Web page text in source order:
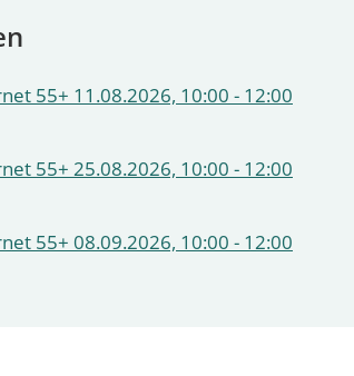
55+ 11.08.2026, 10:00 - 12:00
55+ 25.08.2026, 10:00 - 12:00
55+ 08.09.2026, 10:00 - 12:00